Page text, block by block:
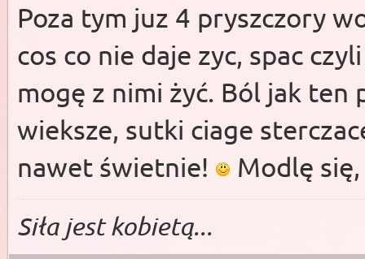
Poza tym juz 4 pryszczory
cos co nie daje zyc, spac
mogę z nimi żyć. Ból jak ten
wieksze, sutki ciage
nawet świetnie!
Modlę
Siła jest kobietą...